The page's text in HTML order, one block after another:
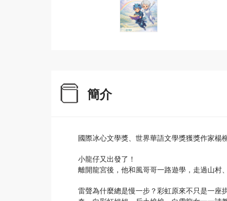
簡介
國際冰心文學獎、世界華語文學獎獲獎作家楊
小龍仔又出發了！
離開龍宮後，他和風哥哥一路遊學，走過山村
雷聲為什麼總是慢一步？彩虹原來不只是一座